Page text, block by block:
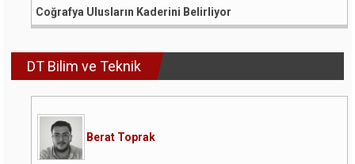
Coğrafya Ulusların Kaderini Belirliyor
DT Bilim ve Teknik
Berat Toprak